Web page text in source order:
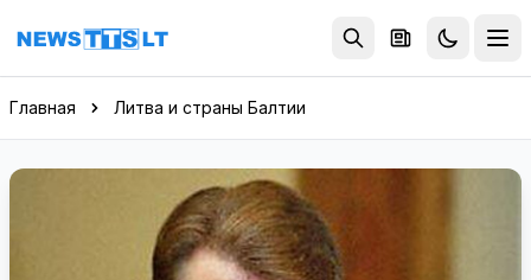
Перейти к содержимому
Главная Литва и страны Балтии